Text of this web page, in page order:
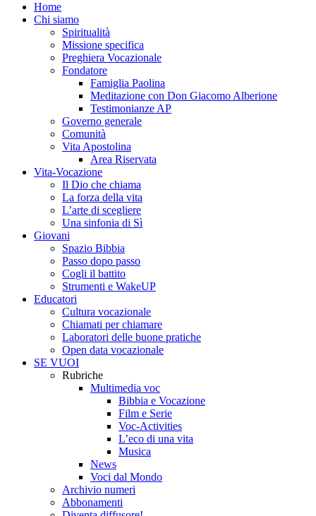
Home
Chi siamo
Spiritualità
Missione specifica
Preghiera Vocazionale
Fondatore
Famiglia Paolina
Meditazione con Don Giacomo Alberione
Testimonianze AP
Governo generale
Comunità
Vita Apostolina
Area Riservata
Vita-Vocazione
Il Dio che chiama
La forza della vita
L’arte di scegliere
Una sinfonia di Sì
Giovani
Spazio Bibbia
Passo dopo passo
Cogli il battito
Strumenti e WakeUP
Educatori
Cultura vocazionale
Chiamati per chiamare
Laboratori delle buone pratiche
Open data vocazionale
SE VUOI
Rubriche
Multimedia voc
Bibbia e Vocazione
Film e Serie
Voc-Activities
L’eco di una vita
Musica
News
Voci dal Mondo
Archivio numeri
Abbonamenti